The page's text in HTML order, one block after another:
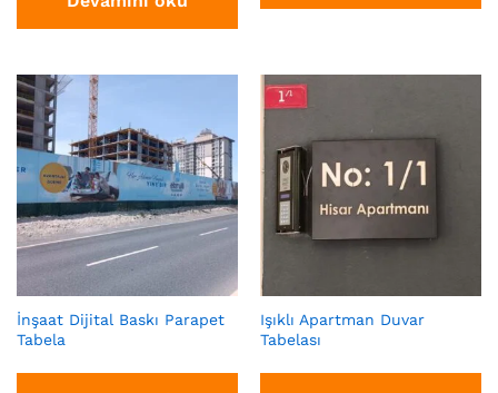
İnşaat Dijital Baskı Parapet
Tabela
Işıklı Apartman Duvar
Tabelası